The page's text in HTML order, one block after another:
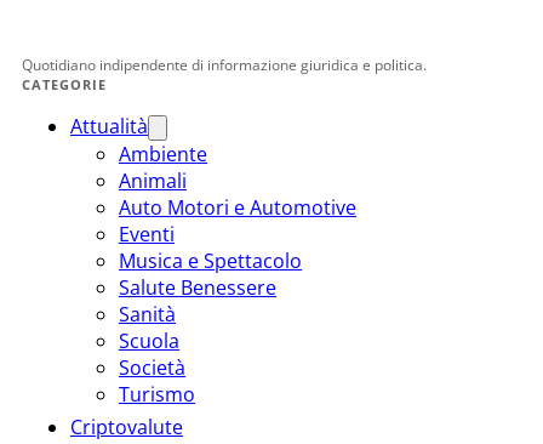
Quotidiano indipendente di informazione giuridica e politica.
CATEGORIE
Attualità
Ambiente
Animali
Auto Motori e Automotive
Eventi
Musica e Spettacolo
Salute Benessere
Sanità
Scuola
Società
Turismo
Criptovalute